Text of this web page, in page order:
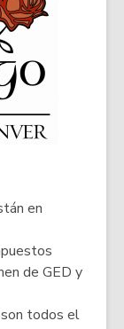
en
de GED y
todos el